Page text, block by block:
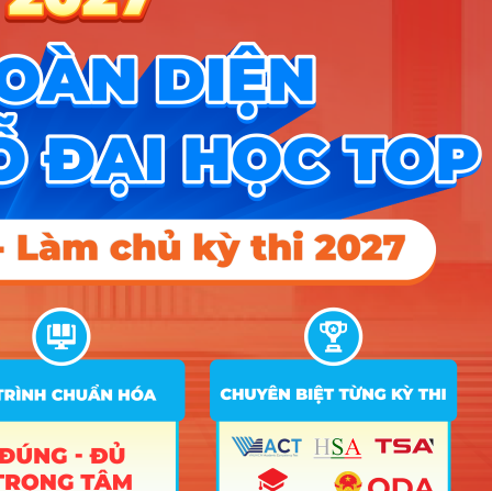
Thiết kế đồ họa - Game - Đa
phương tiện
2 ngành |
Nhóm Nghệ thuật & Năng khiếu 1 ngành |Xem chi tiết
Nhóm Sư phạm & Giáo dục 1 ngành |Xem chi tiết
TIN MỚI NHẤT
Tuyển sinh trung cấp công an năm 2026
Học viện Công an Nhân dân điểm chuẩn 2026: Cập nhật mới nhất
Điểm sàn các trường công an năm 2026
CÔNG CỤ TRA CỨU